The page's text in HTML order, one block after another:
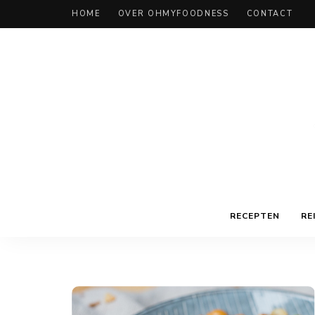
HOME OVER OHMYFOODNESS CONTACT
RECEPTEN